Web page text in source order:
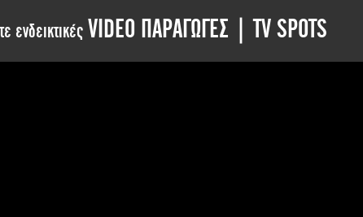
ενδεικτικές VIDEO ΠΑΡΑΓΩΓΕΣ | TV SPOTS